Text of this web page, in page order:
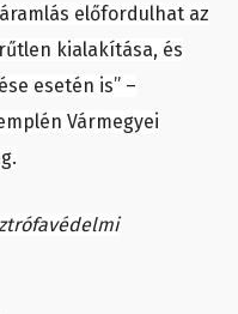
előfordulhat az
kialakítása, és
esetén is” –
Vármegyei